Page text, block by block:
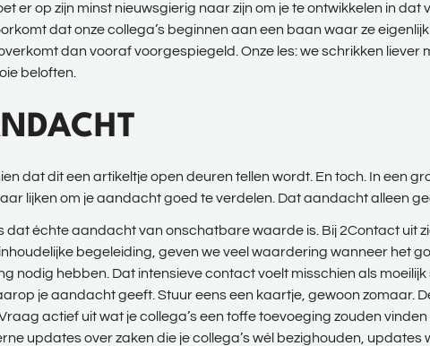
er op zijn minst nieuwsgierig naar zijn om je te ontwikkelen in
dat onze collega’s beginnen aan een baan waar ze
dan vooraf voorgespiegeld. Onze les: we schrikken liever
beloften.
dat dit een artikeltje open deuren tellen wordt. En toch. In een
lijken om je aandacht goed te verdelen. Dat aandacht alleen
dat échte aandacht van onschatbare waarde is. Bij 2Contact uit
begeleiding, geven we veel waardering wanneer het
nodig hebben. Dat intensieve contact voelt misschien als
je aandacht geeft. Stuur eens een kaartje, gewoon zomaar.
actief uit wat je collega’s een toffe toevoeging zouden
updates over zaken die je collega’s wél bezighouden, updates